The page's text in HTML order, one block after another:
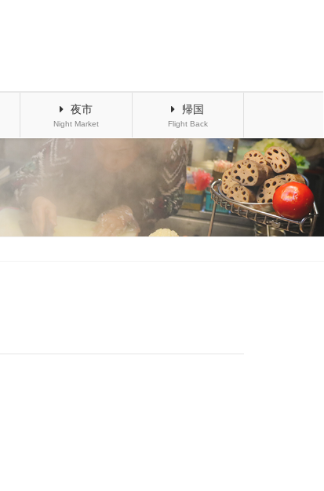
夜市
Night Market
帰国
Flight Back